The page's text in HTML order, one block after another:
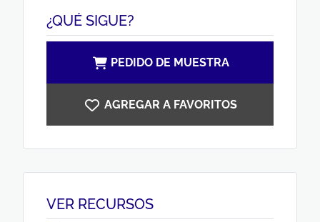
¿QUÉ SIGUE?
PEDIDO DE MUESTRA
AGREGAR A FAVORITOS
VER RECURSOS